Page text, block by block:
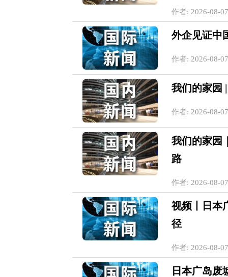
作者: 2026-08-
外企见证中
作者: 2026-08-
我们的家园
作者: 2026-08-
我们的家园
路
作者: 2026-08-
视频丨日本
径
作者: 2026-08-
日本广岛废